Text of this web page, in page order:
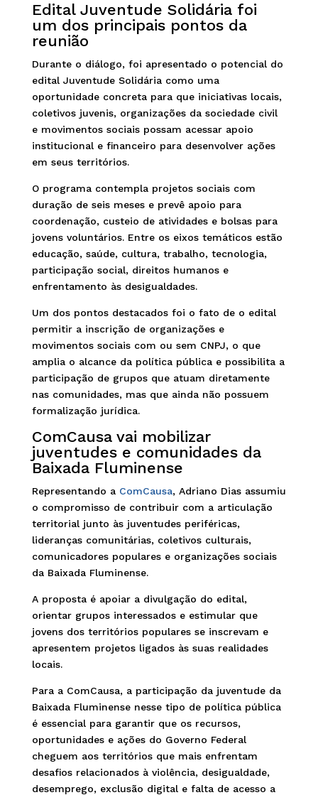
Edital Juventude Solidária foi
um dos principais pontos da
reunião
Durante o diálogo, foi apresentado o potencial do
edital Juventude Solidária como uma
oportunidade concreta para que iniciativas locais,
coletivos juvenis, organizações da sociedade civil
e movimentos sociais possam acessar apoio
institucional e financeiro para desenvolver ações
em seus territórios.
O programa contempla projetos sociais com
duração de seis meses e prevê apoio para
coordenação, custeio de atividades e bolsas para
jovens voluntários. Entre os eixos temáticos estão
educação, saúde, cultura, trabalho, tecnologia,
participação social, direitos humanos e
enfrentamento às desigualdades.
Um dos pontos destacados foi o fato de o edital
permitir a inscrição de organizações e
movimentos sociais com ou sem CNPJ, o que
amplia o alcance da política pública e possibilita a
participação de grupos que atuam diretamente
nas comunidades, mas que ainda não possuem
formalização jurídica.
ComCausa vai mobilizar
juventudes e comunidades da
Baixada Fluminense
Representando a ComCausa, Adriano Dias assumiu
o compromisso de contribuir com a articulação
territorial junto às juventudes periféricas,
lideranças comunitárias, coletivos culturais,
comunicadores populares e organizações sociais
da Baixada Fluminense.
A proposta é apoiar a divulgação do edital,
orientar grupos interessados e estimular que
jovens dos territórios populares se inscrevam e
apresentem projetos ligados às suas realidades
locais.
Para a ComCausa, a participação da juventude da
Baixada Fluminense nesse tipo de política pública
é essencial para garantir que os recursos,
oportunidades e ações do Governo Federal
cheguem aos territórios que mais enfrentam
desafios relacionados à violência, desigualdade,
desemprego, exclusão digital e falta de acesso a